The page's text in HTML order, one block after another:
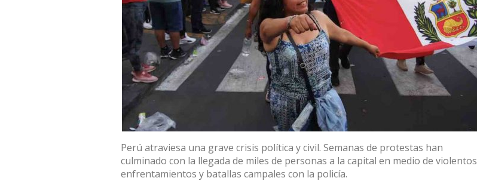
Perú atraviesa una grave crisis política y civil. Semanas de protestas han
culminado con la llegada de miles de personas a la capital en medio de violentos
enfrentamientos y batallas campales con la policía.